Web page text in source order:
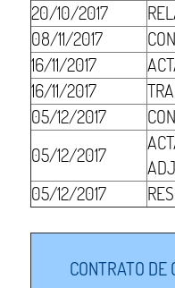
20/10/2017
08/11/2017
16/11/2017
16/11/2017
05/12/2017
05/12/2017
05/12/2017
CONTRATO